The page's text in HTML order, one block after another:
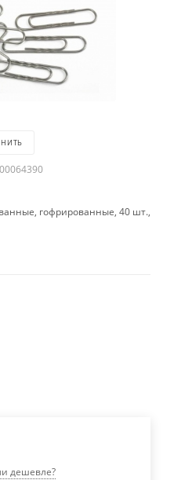
гофрированные, 40 шт.,
дешевле?